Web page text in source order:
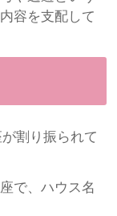
容を支配して
割り振られて
で、ハウス名